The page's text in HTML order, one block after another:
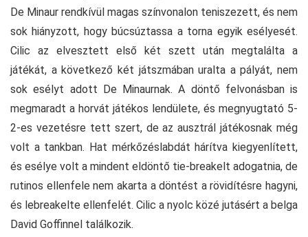
De Minaur rendkívül magas színvonalon teniszezett, és nem
sok hiányzott, hogy búcsúztassa a torna egyik esélyesét.
Cilic az elvesztett első két szett után megtalálta a
játékát, a következő két játszmában uralta a pályát, nem
sok esélyt adott De Minaurnak. A döntő felvonásban is
megmaradt a horvát játékos lendülete, és megnyugtató 5-
2-es vezetésre tett szert, de az ausztrál játékosnak még
volt a tankban. Hat mérkőzéslabdát hárítva kiegyenlített,
és esélye volt a mindent eldöntő tie-breakelt adogatnia, de
rutinos ellenfele nem akarta a döntést a rövidítésre hagyni,
és lebreakelte ellenfelét. Cilic a nyolc közé jutásért a belga
David Goffinnel találkozik.